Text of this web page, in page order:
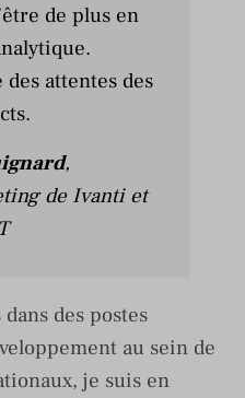
de plus en
des attentes des
,
de Ivanti et
des postes
au sein de
je suis en